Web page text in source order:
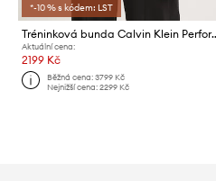
*-10 % s kódem: LST
Tréninková
Aktuální cena:
2199 Kč
Běžná cena:3799 Kč
Nejnižší cena:2299 Kč